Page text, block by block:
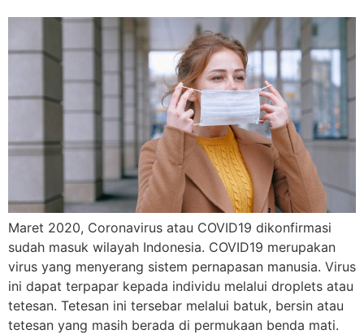
Maret 2020, Coronavirus atau COVID19 dikonfirmasi
sudah masuk wilayah Indonesia. COVID19 merupakan
virus yang menyerang sistem pernapasan manusia. Virus
ini dapat terpapar kepada individu melalui droplets atau
tetesan. Tetesan ini tersebar melalui batuk, bersin atau
tetesan yang masih berada di permukaan benda mati.